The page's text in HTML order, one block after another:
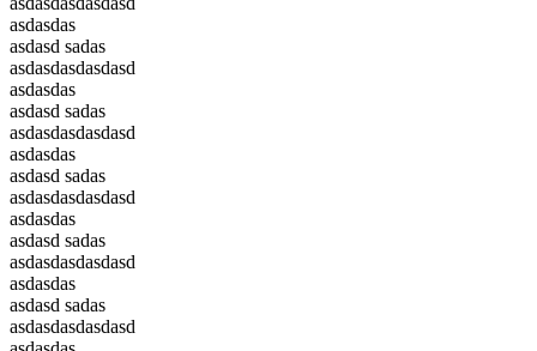
asdasdas
asdasd sadas
asdasdasdasdasd
asdasdas
asdasd sadas
asdasdasdasdasd
asdasdas
asdasd sadas
asdasdasdasdasd
asdasdas
asdasd sadas
asdasdasdasdasd
asdasdas
asdasd sadas
asdasdasdasdasd